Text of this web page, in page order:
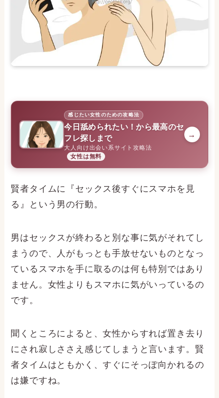
感じたい女性のための攻略法
今日舐められたい！から最高のセ
フレ探しまで
大人向け出会い系サイト攻略法
女性は無料
→
賢者タイムに『セックス後すぐにスマホを見
る』という男の行動。
男はセックスが終わると別な事に気がそれてし
まうので、人がもっとも手放せないものとなっ
ているスマホを手に取るのは何も特別ではあり
ません。女性よりもスマホに気がいっているの
です。
聞くところによると、女性からすれば置き去り
にされ寂しささえ感じてしまうと言います。賢
者タイムはともかく、すぐにそっぽ向かれるの
は嫌ですね。